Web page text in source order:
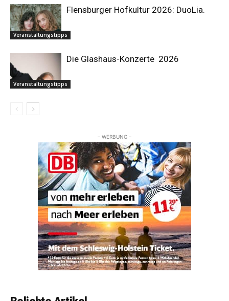
Veranstaltungstipps
Flensburger Hofkultur 2026: DuoLia.
Veranstaltungstipps
Die Glashaus-Konzerte 2026
– WERBUNG –